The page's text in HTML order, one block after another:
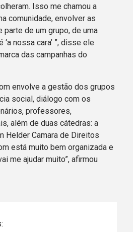
Isso me chamou a
comunidade, envolver as
de um grupo, de uma
nossa cara’ ”, disse ele
das campanhas do
envolve a gestão dos grupos
social, diálogo com os
professores,
além de duas cátedras: a
Helder Camara de Direitos
está muito bem organizada e
me ajudar muito”, afirmou